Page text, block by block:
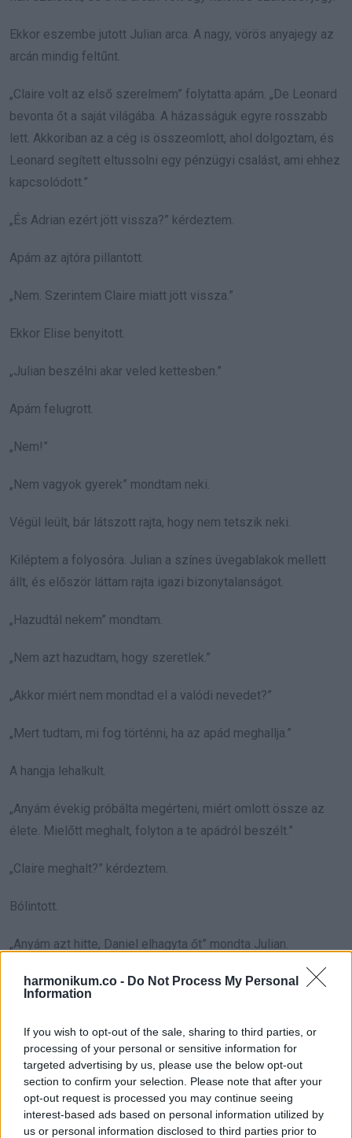
harmonikum.co - Do Not Process My Personal
Information
If you wish to opt-out of the sale, sharing to third parties, or
processing of your personal or sensitive information for
targeted advertising by us, please use the below opt-out
section to confirm your selection. Please note that after your
opt-out request is processed you may continue seeing
interest-based ads based on personal information utilized by
us or personal information disclosed to third parties prior to
Ekkor eszembe jutott Julian arca. A nagy, vörös anyajegy az
arcán mindig feltűnt.
„Claire volt az első szerelmem” folytatta apám. „De Leonard
bevonta őt a saját világába. A házasságuk egyre rosszabb
lett. Akkoriban az a cég is összeomlott, ahol dolgoztam, és
Leonard segített eltussolni egy pénzügyi csalást, ami ehhez
kapcsolódott.”
„És Adrian ezért jött vissza?” kérdeztem.
Apám az ajtóra pillantott.
„Nem. Szerintem Claire miatt jött vissza.”
Ekkor Elise benyitott.
„Julian beszélni akar veled kettesben.”
Apám felugrott.
„Nem!”
„Nem vagyok gyerek” mondtam neki.
Végül leült, bár látszott rajta, hogy nem tetszik neki.
Kiléptem a folyosóra. Julian a színes üvegablakok mellett
állt, és először láttam rajta igazi bizonytalanságot.
„Hazudtál nekem” mondtam.
„Nem azt hazudtam, hogy szeretlek.”
„Akkor miért nem mondtad el a valódi nevedet?”
„Mert tudtam, mi fog történni, ha az apád meghallja.”
A hangja lehalkult.
„Anyám évekig próbálta megérteni, miért omlott össze az
élete. Mielőtt meghalt, folyton a te apádról beszélt.”
„Claire meghalt?” kérdeztem.
Bólintott.
„Anyám azt hitte, Daniel elhagyta őt” mondta Julian.
„Eleinte igen. Válaszokat akartam. Aztán beléd szerettem.”
„Azt várod, hogy ezt elhiggyem?”
„Értem, hogy hogyan hangzik. De ezt nem így terveztem.”